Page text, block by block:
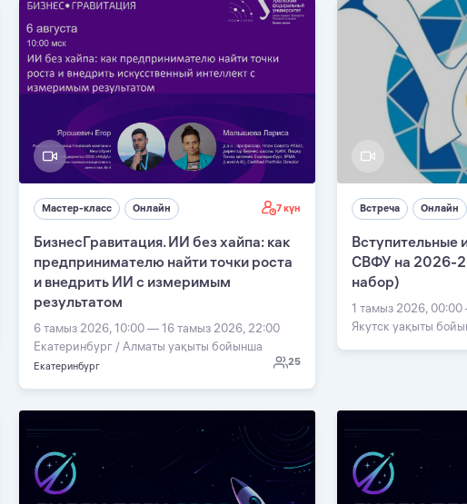
Мастер-класс Онлайн 7 күн
БизнесГравитация. ИИ без хайпа: как
предпринимателю найти точки роста
и внедрить ИИ с измеримым
результатом
6 тамыз 2026, 10:00 — 16 тамыз 2026, 22:00
Екатеринбург / Алматы уақыты бойынша
Екатеринбург 25
Встреча Онлайн
Вступительные
СВФУ на 2026-
набор)
1 тамыз 2026,
Якутск уақыты